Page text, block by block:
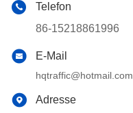
Telefon
86-15218861996
E-Mail
hqtraffic@hotmail.com
Adresse